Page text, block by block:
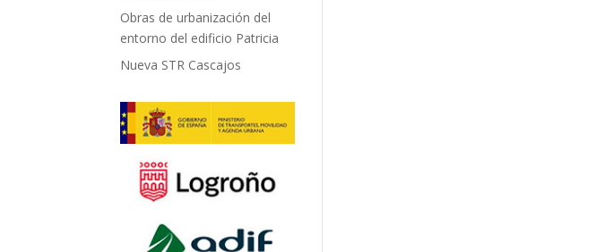
Obras de urbanización del
entorno del edificio Patricia
Nueva STR Cascajos